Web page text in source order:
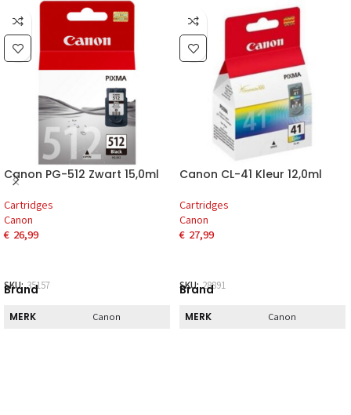
Canon PG-512 Zwart 15,0ml
Cartridges
Canon
€ 26,99
SKU:35157
Brand
MERK Canon
Canon CL-41 Kleur 12,0ml
Cartridges
Canon
€ 27,99
SKU:28891
Brand
MERK Canon